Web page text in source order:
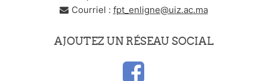
Courriel : fpt_enligne@uiz.ac.ma
AJOUTEZ UN RÉSEAU SOCIAL